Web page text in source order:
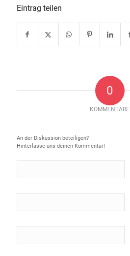
Eintrag teilen
0
KOMMENTARE
An der Diskussion beteiligen?
Hinterlasse uns deinen Kommentar!